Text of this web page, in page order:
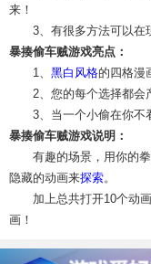
来！
3、有很多方法可以在
暴揍偷车贼游戏亮点：
1、 黑白风格的四格漫
2、您的每个选择都会
3、当一个小偷在你不
暴揍偷车贼游戏说明：
有趣的场景，用你的
隐藏的动画来探索。
加上总共打开10个动
画！